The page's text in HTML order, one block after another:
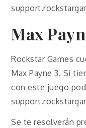
Max
Rockstar Games
Max Payne 3. Si
con este juego
Se te resolverán